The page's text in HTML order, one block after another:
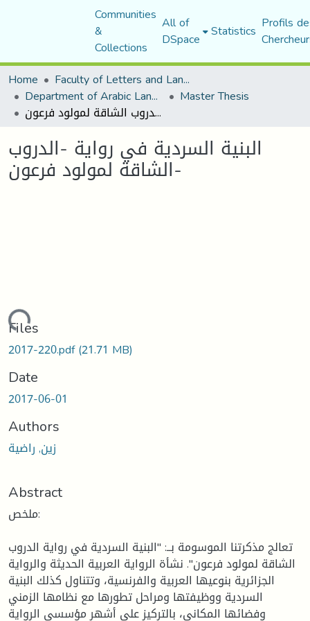
Communities
&
Collections
All of
DSpace Statistics Profils
Home
Faculty of Letters and Languages
Department of Arabic Language and Literature Master Thesis
البنية السردية في رواية -الدروب الشاقة لمولود فرعون-
البنية السردية في رواية -الدروب
الشاقة لمولود فرعون-
Loading...
Files
2017-220.pdf(21.71 MB)
Date
2017-06-01
Authors
زين, راضية
Abstract
ملخص:
تعالج مذكرتنا الموسومة بــ: "البنية السردية في رواية الدروب
الشاقة لمولود فرعون". نشأة الرواية العربية الحديثة والرواية
الجزائرية بنوعيها العربية والفرنسية، وتتناول كذلك البنية
السردية ووظيفتها ومراحل تطورها مع نظامها الزمني
وفضائها المكاني، بالتركيز على أشهر مؤسسي الرواية